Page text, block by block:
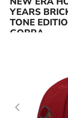
YEARS
TONE
GORRA
Omitir galería de